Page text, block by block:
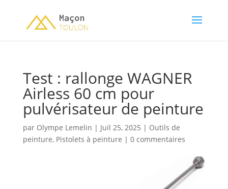
Test : rallonge WAGNER
Airless 60 cm pour
pulvérisateur de peinture
par Olympe Lemelin | Juil 25, 2025 | Outils de
peinture, Pistolets à peinture | 0 commentaires